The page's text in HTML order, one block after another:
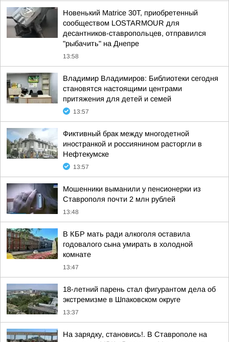
Новенький Matrice 30T, приобретенный
сообществом LOSTARMOUR для
десантников-ставропольцев, отправился
"рыбачить" на Днепре
13:58
Владимир Владимиров: Библиотеки сегодня
становятся настоящими центрами
притяжения для детей и семей
13:57
Фиктивный брак между многодетной
иностранкой и россиянином расторгли в
Нефтекумске
13:57
Мошенники выманили у пенсионерки из
Ставрополя почти 2 млн рублей
13:48
В КБР мать ради алкоголя оставила
годовалого сына умирать в холодной
комнате
13:47
18-летний парень стал фигурантом дела об
экстремизме в Шпаковском округе
13:37
На зарядку, становись!. В Ставрополе на